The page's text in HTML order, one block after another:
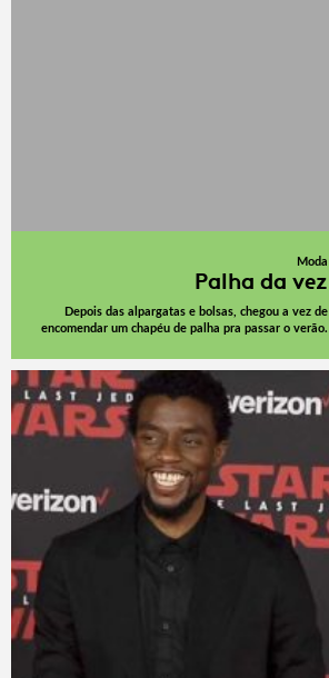
Moda
Palha da vez
Depois das alpargatas e bolsas, chegou a vez de
encomendar um chapéu de palha pra passar o verão.